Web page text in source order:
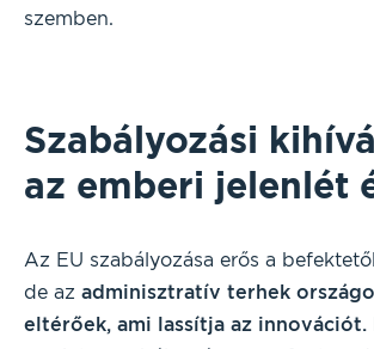
szemben.
Szabályozási
az emberi jelenlét
Az EU szabályozása erős a
de az adminisztratív terhek
eltérőek, ami lassítja az innovációt.